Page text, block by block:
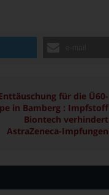
für die Ü60-
in Bamberg : Impfstoff
Biontech verhindert
AstraZeneca-Impfungen